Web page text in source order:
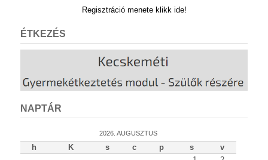
Regisztráció menete klikk ide!
ÉTKEZÉS
NAPTÁR
2026. AUGUSZTUS
h K s c p s
v